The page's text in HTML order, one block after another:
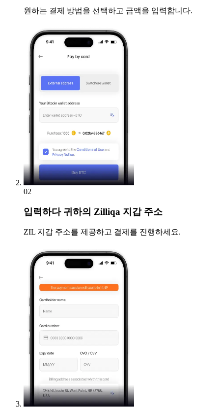
원하는 결제 방법을 선택하고 금액을 입력합니다.
02
입력하다귀하의 Zilliqa 지갑 주소
ZIL 지갑 주소를 제공하고 결제를 진행하세요.